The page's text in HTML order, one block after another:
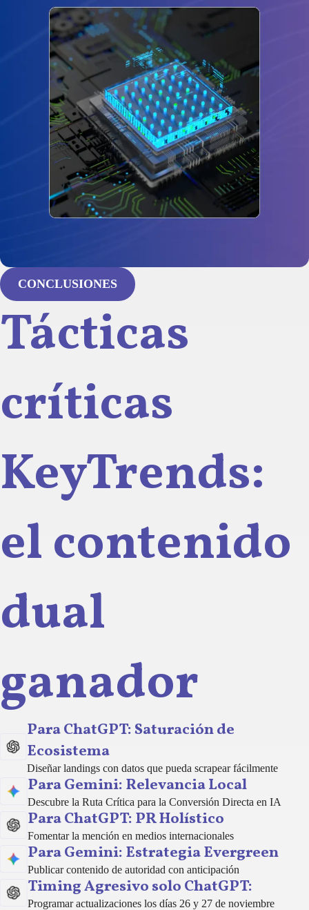
CONCLUSIONES
Tácticas
críticas
KeyTrends:
el contenido
dual
ganador
Para ChatGPT: Saturación de
Ecosistema
Diseñar landings con datos que pueda scrapear fácilmente
Para Gemini: Relevancia Local
Descubre la Ruta Crítica para la Conversión Directa en IA
Para ChatGPT: PR Holístico
Fomentar la mención en medios internacionales
Para Gemini: Estrategia Evergreen
Publicar contenido de autoridad con anticipación
Timing Agresivo solo ChatGPT:
Programar actualizaciones los días 26 y 27 de noviembre